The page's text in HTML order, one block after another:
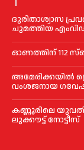
ദുരിതാശ്വാസ
ചുമത്തിയ
ഓണത്തിന് 112
അമേരിക്കയില്‍
വംശജനായ
കണ്ണൂരിലെ
ലുക്കൗട്ട് നോട്ടീസ്